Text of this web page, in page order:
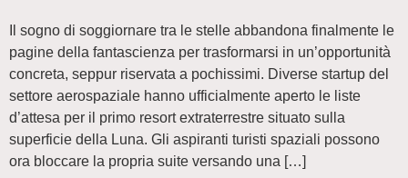
Il sogno di soggiornare tra le stelle abbandona finalmente le
pagine della fantascienza per trasformarsi in un’opportunità
concreta, seppur riservata a pochissimi. Diverse startup del
settore aerospaziale hanno ufficialmente aperto le liste
d’attesa per il primo resort extraterrestre situato sulla
superficie della Luna. Gli aspiranti turisti spaziali possono
ora bloccare la propria suite versando una […]